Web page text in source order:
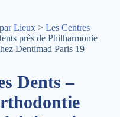
Lieux > Les Centres
près de Philharmonie
Dentimad Paris 19
Dents –